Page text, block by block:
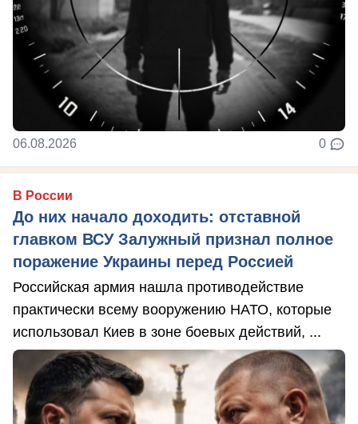
06.08.2026 0
В России
До них начало доходить: отставной
главком ВСУ Залужный признал полное
поражение Украины перед Россией
Российская армия нашла противодействие
практически всему вооружению НАТО, которые
использовал Киев в зоне боевых действий, ...